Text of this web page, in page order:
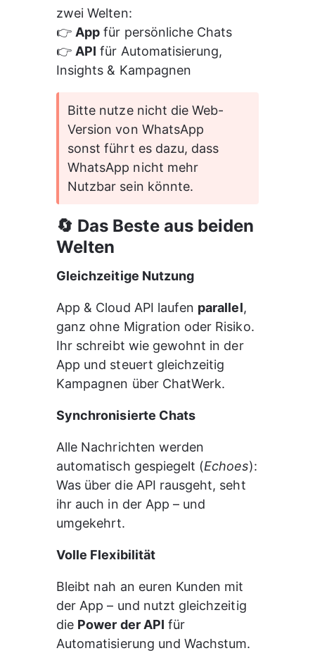
zwei Welten:
👉 App für persönliche Chats
👉 API für Automatisierung,
Insights & Kampagnen
Bitte nutze nicht die Web-
Version von WhatsApp
sonst führt es dazu, dass
WhatsApp nicht mehr
Nutzbar sein könnte.
🔄 Das Beste aus beiden
Welten
Gleichzeitige Nutzung
App & Cloud API laufen parallel,
ganz ohne Migration oder Risiko.
Ihr schreibt wie gewohnt in der
App und steuert gleichzeitig
Kampagnen über ChatWerk.
Synchronisierte Chats
Alle Nachrichten werden
automatisch gespiegelt (Echoes):
Was über die API rausgeht, seht
ihr auch in der App – und
umgekehrt.
Volle Flexibilität
Bleibt nah an euren Kunden mit
der App – und nutzt gleichzeitig
die Power der API für
Automatisierung und Wachstum.